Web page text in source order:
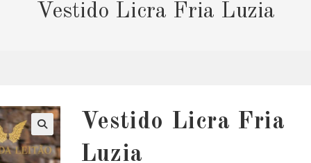
Vestido Licra Fria Luzia
🔍
Vestido Licra Fria
Luzia